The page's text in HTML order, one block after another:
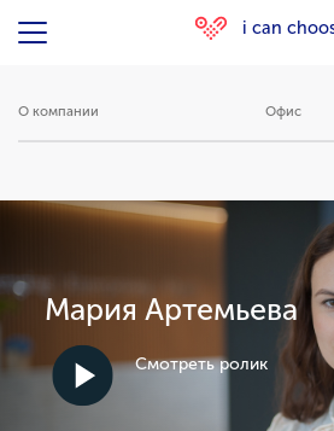
i can
О компании Офис
Мария Артемьева
Смотреть ролик